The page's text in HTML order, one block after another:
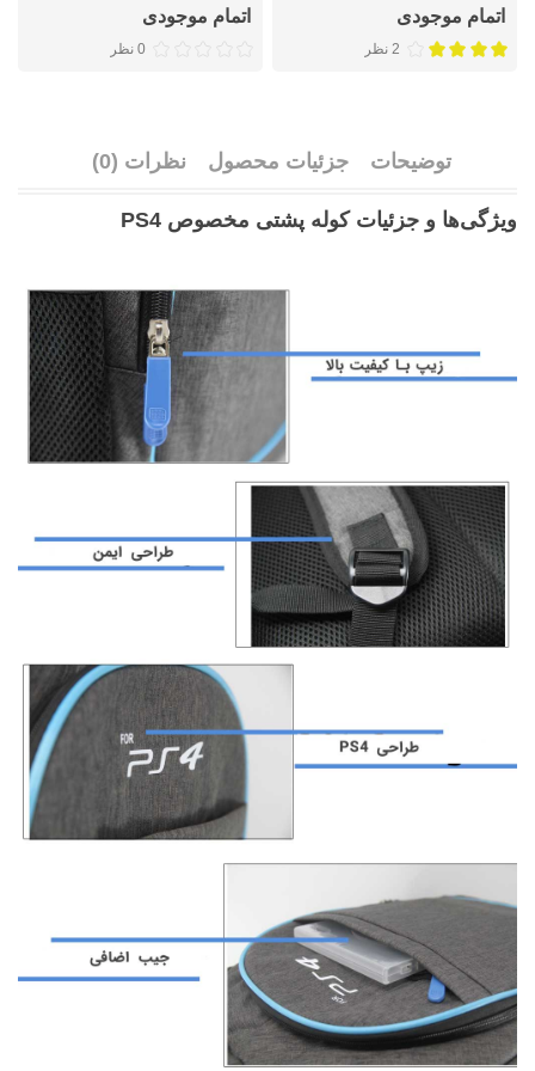
اتمام موجودی
2 نظر
اتمام موجودی
0 نظر
توضیحات جزئیات محصول نظرات (0)
ویژگی‌ها و جزئیات کوله پشتی مخصوص PS4